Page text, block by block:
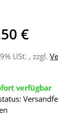
€
USt. , zzgl.
verfügbar